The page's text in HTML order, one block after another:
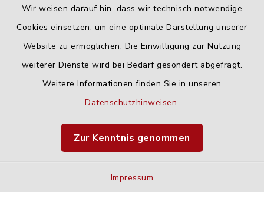
Wir weisen darauf hin, dass wir technisch notwendige
Cookies einsetzen, um eine optimale Darstellung unserer
Website zu ermöglichen. Die Einwilligung zur Nutzung
weiterer Dienste wird bei Bedarf gesondert abgefragt.
Weitere Informationen finden Sie in unseren
Datenschutzhinweisen.
Zur Kenntnis genommen
Impressum
Barrierefreiheit
Sitemap